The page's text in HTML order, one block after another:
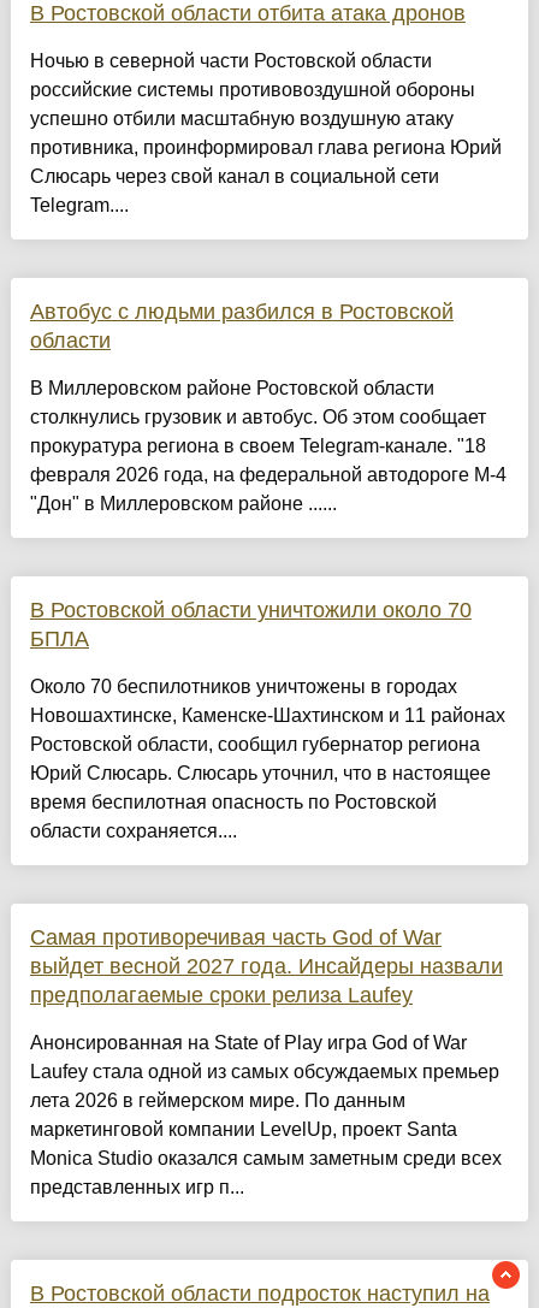
В Ростовской области отбита атака дронов
Ночью в северной части Ростовской области
российские системы противовоздушной обороны
успешно отбили масштабную воздушную атаку
противника, проинформировал глава региона Юрий
Слюсарь через свой канал в социальной сети
Telegram....
Автобус с людьми разбился в Ростовской
области
В Миллеровском районе Ростовской области
столкнулись грузовик и автобус. Об этом сообщает
прокуратура региона в своем Telegram-канале. "18
февраля 2026 года, на федеральной автодороге М-4
"Дон" в Миллеровском районе ......
В Ростовской области уничтожили около 70
БПЛА
Около 70 беспилотников уничтожены в городах
Новошахтинске, Каменске-Шахтинском и 11 районах
Ростовской области, сообщил губернатор региона
Юрий Слюсарь. Слюсарь уточнил, что в настоящее
время беспилотная опасность по Ростовской
области сохраняется....
Самая противоречивая часть God of War
выйдет весной 2027 года. Инсайдеры назвали
предполагаемые сроки релиза Laufey
Анонсированная на State of Play игра God of War
Laufey стала одной из самых обсуждаемых премьер
лета 2026 в геймерском мире. По данным
маркетинговой компании LevelUp, проект Santa
Monica Studio оказался самым заметным среди всех
представленных игр п...
В Ростовской области подросток наступил на